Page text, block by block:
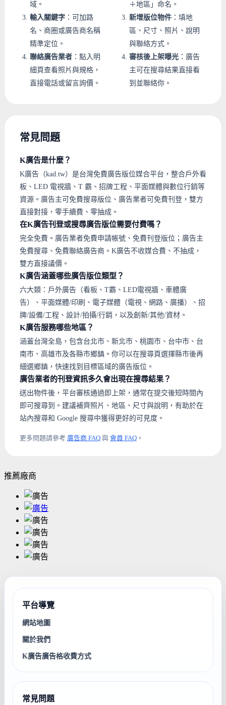
域。
輸入關鍵字 ：可加路
名、商圈或廣告商名稱
精準定位。
聯絡廣告業者 ：點入明
細頁查看照片與規格，
直接電話或留言詢價。
＋地區」命名。
新增版位物件 ：填地
區、尺寸、照片、說明
與聯絡方式。
審核後上架曝光 ：廣告
主可在搜尋結果直接看
到並聯絡你。
常見問題
K廣告是什麼？
K廣告（kad.tw）是台灣免費廣告版位媒合平台，整合戶外看
板、LED 電視牆、T 霸、招牌工程、平面媒體與數位行銷等
資源。廣告主可免費搜尋版位、廣告業者可免費刊登，雙方
直接對接，零手續費、零抽成。
在K廣告刊登或搜尋廣告版位需要付費嗎？
完全免費。廣告業者免費申請帳號、免費刊登版位；廣告主
免費搜尋、免費聯絡廣告商。K廣告不收媒合費、不抽成，
雙方直接議價。
K廣告涵蓋哪些廣告版位類型？
六大類：戶外廣告（看板、T霸、LED電視牆、車體廣
告）、平面媒體/印刷、電子媒體（電視、網路、廣播）、招
牌/設備/工程、設計/拍攝/行銷，以及創新/其他/資材。
K廣告服務哪些地區？
涵蓋台灣全島，包含台北市、新北市、桃園市、台中市、台
南市、高雄市及各縣市鄉鎮。你可以在搜尋頁選擇縣市後再
細選鄉鎮，快速找到目標區域的廣告版位。
廣告業者的刊登資訊多久會出現在搜尋結果？
送出物件後，平台審核通過即上架，通常在提交後短時間內
即可搜尋到。建議補齊照片、地區、尺寸與說明，有助於在
站內搜尋和 Google 搜尋中獲得更好的可見度。
更多問題請參考 廣告商 FAQ 與 會員 FAQ 。
推薦廠商
平台導覽
網站地圖
關於我們
K廣告廣告格收費方式
常見問題